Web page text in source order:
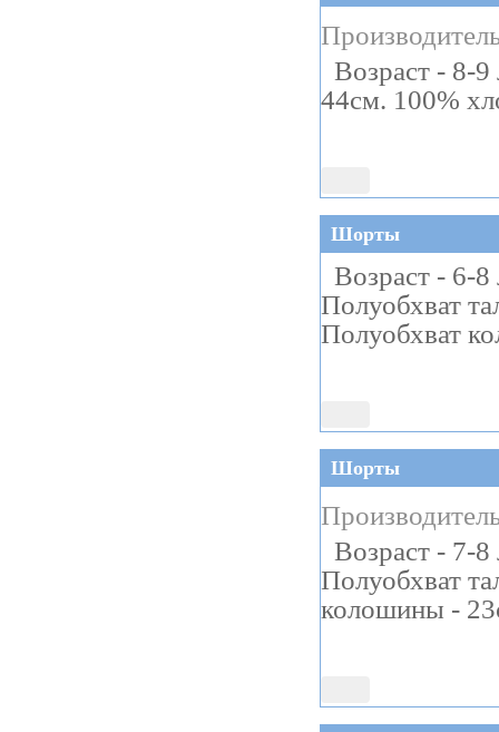
Возраст - 8-
44см. 100%
Шорты
Возраст - 6-
Полуобхват
Полуобхват
Шорты
Возраст - 7-
Полуобхват
колошины -